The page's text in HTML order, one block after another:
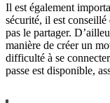
Il est également
sécurité, il est conseillé
pas le partager.
manière de créer un
difficulté à se
passe est disponible,